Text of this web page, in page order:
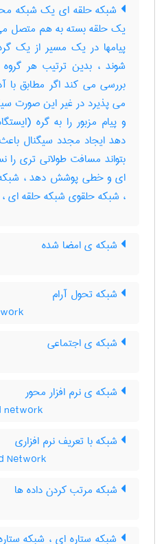
شبکه حلقه ای یک شبکه
یک حلقه بسته به هم متصل
پیامها در یک مسیر از یک
شوند ، بدین ترتیب هر
بررسی می کند اگر مطابق
می پذیرد در غیر این صورت
و پیام مزبور را به گره
دهد ایجاد مجدد سیگنال
بتواند مسافت طولانی تری
ای و خطی پوشش دهد ،
، شبکه حلقوی شبکه حلقه ای
شبکه ی امضا شده
شبکه تحول آرام
شبکه ی اجتماعی
شبکه ی نرم افزار محور
network
شبکه با تعریف نرم افزاری
Network
شبکه مرتب کردن داده ها
شبکه ستاره ای ، شبکه